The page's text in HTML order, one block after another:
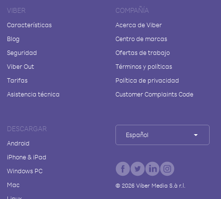
VIBER
Características
Blog
Seguridad
Viber Out
Tarifas
Asistencia técnica
COMPAÑÍA
Acerca de Viber
Centro de marcas
Ofertas de trabajo
Términos y políticas
Política de privacidad
Customer Complaints Code
DESCARGAR
Android
iPhone & iPad
Windows PC
Mac
Español
© 2026Viber Media S.à r.l.